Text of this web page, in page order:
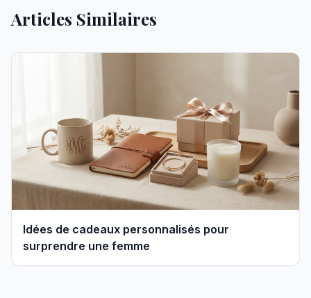
Articles Similaires
Idées de cadeaux personnalisés pour
surprendre une femme